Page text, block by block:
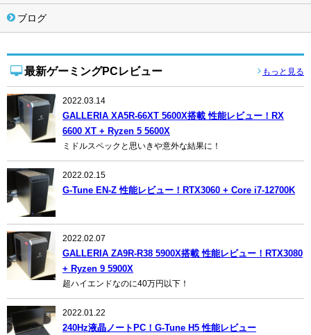
ブログ
最新ゲーミングPCレビュー もっと見る
2022.03.14
GALLERIA XA5R-66XT 5600X搭載 性能レビュー！RX
6600 XT + Ryzen 5 5600X
ミドルスペックと思いきや意外な結果に！
2022.02.15
G-Tune EN-Z 性能レビュー！RTX3060 + Core i7-12700K
2022.02.07
GALLERIA ZA9R-R38 5900X搭載 性能レビュー！RTX3080
+ Ryzen 9 5900X
超ハイエンドなのに40万円以下！
2022.01.22
240Hz液晶ノートPC！G-Tune H5 性能レビュー